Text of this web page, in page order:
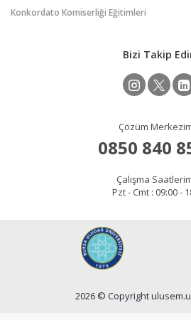
Konkordato Komiserliği Eğitimleri
Bizi Takip
Çözüm
0850 840
Çalışma
Pzt - Cmt : 09:00 -
2026 © Copyright